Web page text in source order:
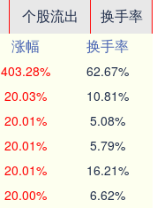
个股流出
换手率
涨幅
换手率
403.28% 62.67%
20.03% 10.81%
20.01% 5.08%
20.01% 5.79%
20.01% 16.21%
20.00% 6.62%